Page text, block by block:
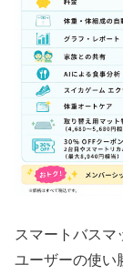
スマートバスマ
ユーザーの使い